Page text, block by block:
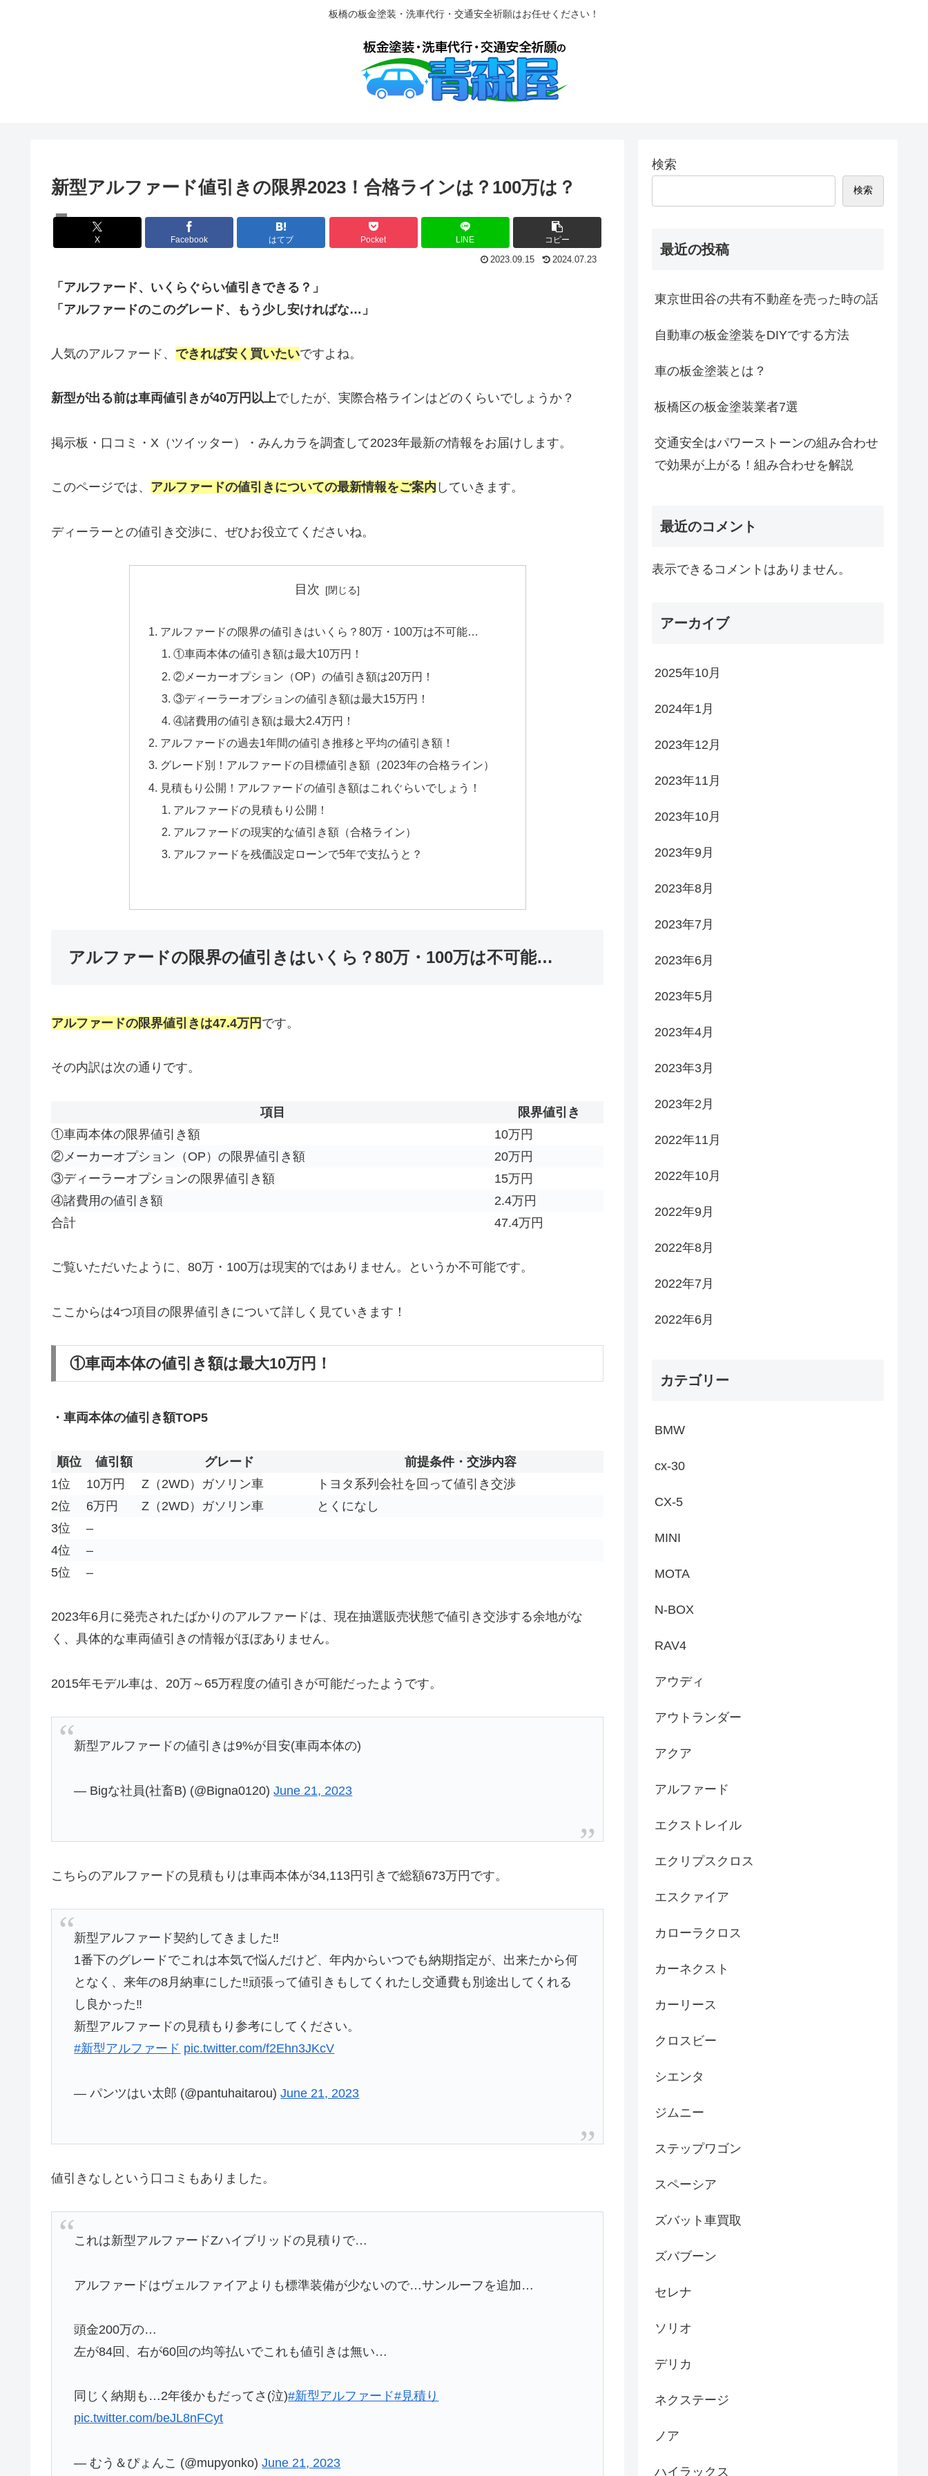
板橋の板金塗装・洗車代行・交通安全祈願はお任せください！
新型アルファード値引きの限界2023！合格ラインは？100万は？
アルファード
X Facebook はてブ Pocket LINE コピー
2023.09.15 2024.07.23
「アルファード、いくらぐらい値引きできる？」
「アルファードのこのグレード、もう少し安ければな…」
人気のアルファード、 できれば安く買いたいですよね。
新型が出る前は車両値引きが40万円以上でしたが、実際合格ラインはどのくらいでしょうか？
掲示板・口コミ・X（ツイッター）・みんカラを調査して2023年最新の情報をお届けします。
このページでは、 アルファードの値引きについての最新情報をご案内 していきます。
ディーラーとの値引き交渉に、ぜひお役立てくださいね。
目次
アルファードの限界の値引きはいくら？80万・100万は不可能…
①車両本体の値引き額は最大10万円！
②メーカーオプション（OP）の値引き額は20万円！
③ディーラーオプションの値引き額は最大15万円！
④諸費用の値引き額は最大2.4万円！
アルファードの過去1年間の値引き推移と平均の値引き額！
グレード別！アルファードの目標値引き額（2023年の合格ライン）
見積もり公開！アルファードの値引き額はこれぐらいでしょう！
アルファードの見積もり公開！
アルファードの現実的な値引き額（合格ライン）
アルファードを残価設定ローンで5年で支払うと？
アルファードの限界の値引きはいくら？80万・100万は不可能…
アルファードの限界値引きは47.4万円 です。
その内訳は次の通りです。
項目
限界値引き
①車両本体の限界値引き額
10万円
②メーカーオプション（OP）の限界値引き額
20万円
③ディーラーオプションの限界値引き額
15万円
④諸費用の値引き額
2.4万円
合計
47.4万円
ご覧いただいたように、80万・100万は現実的ではありません。というか不可能です。
ここからは4つ項目の限界値引きについて詳しく見ていきます！
①車両本体の値引き額は最大10万円！
・車両本体の値引き額TOP5
順位 値引額 グレード
前提条件・交渉内容
1位
10万円 Z（2WD）ガソリン車
トヨタ系列会社を回って値引き交渉
2位
6万円 Z（2WD）ガソリン車
とくになし
3位
–
4位
–
5位
–
2023年6月に発売されたばかりのアルファードは、現在抽選販売状態で値引き交渉する余地がな
く、具体的な車両値引きの情報がほぼありません。
2015年モデル車は、20万～65万程度の値引きが可能だったようです。
新型アルファードの値引きは9%が目安(車両本体の)
— Bigな社員(社畜B) (@Bigna0120)June 21, 2023
こちらのアルファードの見積もりは車両本体が34,113円引きで総額673万円です。
新型アルファード契約してきました‼️
1番下のグレードでこれは本気で悩んだけど、年内からいつでも納期指定が、出来たから何
となく、来年の8月納車にした‼️頑張って値引きもしてくれたし交通費も別途出してくれる
し良かった‼️
新型アルファードの見積もり参考にしてください。
#新型アルファード pic.twitter.com/f2Ehn3JKcV
— パンツはい太郎 (@pantuhaitarou)June 21, 2023
値引きなしという口コミもありました。
これは新型アルファードZハイブリッドの見積りで…
アルファードはヴェルファイアよりも標準装備が少ないので…サンルーフを追加…
頭金200万の…
左が84回、右が60回の均等払いでこれも値引きは無い…
同じく納期も…2年後かもだってさ(泣)#新型アルファード#見積り
pic.twitter.com/beJL8nFCyt
— むう＆ぴょんこ (@mupyonko)June 21, 2023
検索
検索
最近の投稿
東京世田谷の共有不動産を売った時の話
自動車の板金塗装をDIYでする方法
車の板金塗装とは？
板橋区の板金塗装業者7選
交通安全はパワーストーンの組み合わせ
で効果が上がる！組み合わせを解説
最近のコメント
表示できるコメントはありません。
アーカイブ
2025年10月
2024年1月
2023年12月
2023年11月
2023年10月
2023年9月
2023年8月
2023年7月
2023年6月
2023年5月
2023年4月
2023年3月
2023年2月
2022年11月
2022年10月
2022年9月
2022年8月
2022年7月
2022年6月
カテゴリー
BMW
cx-30
CX-5
MINI
MOTA
N-BOX
RAV4
アウディ
アウトランダー
アクア
アルファード
エクストレイル
エクリプスクロス
エスクァイア
カローラクロス
カーネクスト
カーリース
クロスビー
シエンタ
ジムニー
ステップワゴン
スペーシア
ズバット車買取
ズバブーン
セレナ
ソリオ
デリカ
ネクステージ
ノア
ハイラックス